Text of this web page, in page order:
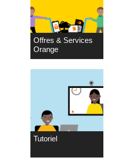
Offres & Services
Orange
Tutoriel